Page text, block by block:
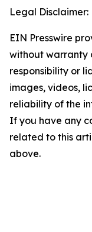
Legal Disclaimer:
EIN Presswire
without warranty
responsibility or
images, videos,
reliability of the
If you have any
related to this
above.